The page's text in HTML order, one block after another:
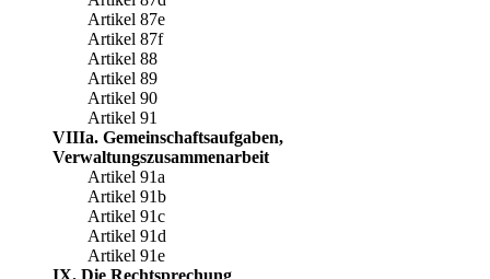
Artikel 87e
Artikel 87f
Artikel 88
Artikel 89
Artikel 90
Artikel 91
VIIIa. Gemeinschaftsaufgaben,
Verwaltungszusammenarbeit
Artikel 91a
Artikel 91b
Artikel 91c
Artikel 91d
Artikel 91e
IX. Die Rechtsprechung